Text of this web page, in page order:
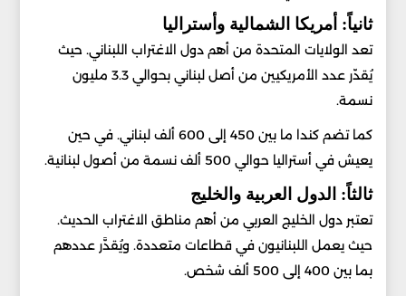
ثانياً: أمريكا الشمالية وأستراليا
تعد الولايات المتحدة من أهم دول الاغتراب اللبناني. حيث
يُقدّر عدد الأمريكيين من أصل لبناني بحوالي 3.3 مليون
نسمة.
كما تضم كندا ما بين 450 إلى 600 ألف لبناني. في حين
يعيش في أستراليا حوالي 500 ألف نسمة من أصول لبنانية.
ثالثاً: الدول العربية والخليج
تعتبر دول الخليج العربي من أهم مناطق الاغتراب الحديث.
حيث يعمل اللبنانيون في قطاعات متعددة. ويُقدَّر عددهم
بما بين 400 إلى 500 ألف شخص.